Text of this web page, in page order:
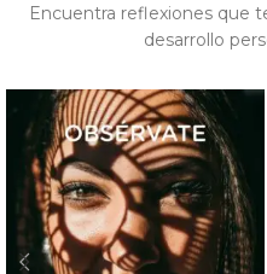
Encuentra reflexiones que
desarrollo